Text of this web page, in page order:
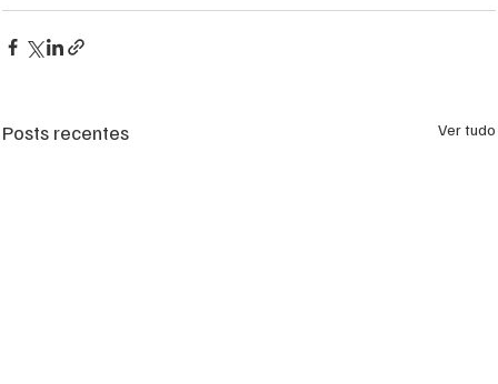
Posts recentes Ver tudo